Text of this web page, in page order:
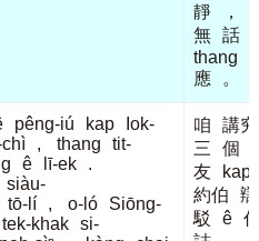
靜
，
無 話
thang
應
。
pêng-iú kap
Iok-
, thang
tit-
ê lī-ek
.
siàu-
tō-lí , o-ló
Siōng-
tek-khak si-
咱
講究
三
個
友
kap
約伯
辯
駁
ê